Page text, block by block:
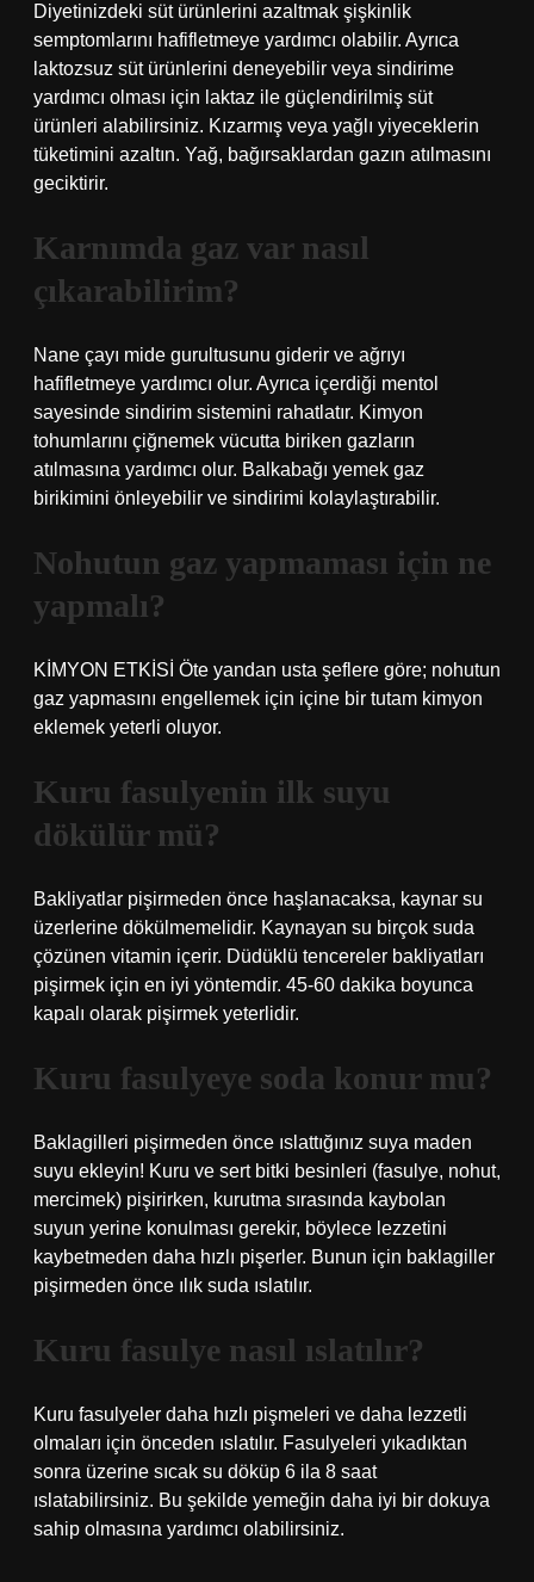
Diyetinizdeki süt ürünlerini azaltmak şişkinlik
semptomlarını hafifletmeye yardımcı olabilir. Ayrıca
laktozsuz süt ürünlerini deneyebilir veya sindirime
yardımcı olması için laktaz ile güçlendirilmiş süt
ürünleri alabilirsiniz. Kızarmış veya yağlı yiyeceklerin
tüketimini azaltın. Yağ, bağırsaklardan gazın atılmasını
geciktirir.
Karnımda gaz var nasıl
çıkarabilirim?
Nane çayı mide gurultusunu giderir ve ağrıyı
hafifletmeye yardımcı olur. Ayrıca içerdiği mentol
sayesinde sindirim sistemini rahatlatır. Kimyon
tohumlarını çiğnemek vücutta biriken gazların
atılmasına yardımcı olur. Balkabağı yemek gaz
birikimini önleyebilir ve sindirimi kolaylaştırabilir.
Nohutun gaz yapmaması için ne
yapmalı?
KİMYON ETKİSİ Öte yandan usta şeflere göre; nohutun
gaz yapmasını engellemek için içine bir tutam kimyon
eklemek yeterli oluyor.
Kuru fasulyenin ilk suyu
dökülür mü?
Bakliyatlar pişirmeden önce haşlanacaksa, kaynar su
üzerlerine dökülmemelidir. Kaynayan su birçok suda
çözünen vitamin içerir. Düdüklü tencereler bakliyatları
pişirmek için en iyi yöntemdir. 45-60 dakika boyunca
kapalı olarak pişirmek yeterlidir.
Kuru fasulyeye soda konur mu?
Baklagilleri pişirmeden önce ıslattığınız suya maden
suyu ekleyin! Kuru ve sert bitki besinleri (fasulye, nohut,
mercimek) pişirirken, kurutma sırasında kaybolan
suyun yerine konulması gerekir, böylece lezzetini
kaybetmeden daha hızlı pişerler. Bunun için baklagiller
pişirmeden önce ılık suda ıslatılır.
Kuru fasulye nasıl ıslatılır?
Kuru fasulyeler daha hızlı pişmeleri ve daha lezzetli
olmaları için önceden ıslatılır. Fasulyeleri yıkadıktan
sonra üzerine sıcak su döküp 6 ila 8 saat
ıslatabilirsiniz. Bu şekilde yemeğin daha iyi bir dokuya
sahip olmasına yardımcı olabilirsiniz.